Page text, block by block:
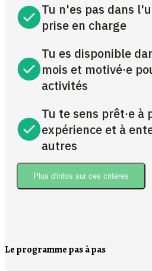
Tu n'es pas dans
prise en charge
Tu es disponible
mois et motivé·e
activités
Tu te sens prêt·e à
expérience et à
autres
Plus d'infos sur ces critères
Le programme pas à pas